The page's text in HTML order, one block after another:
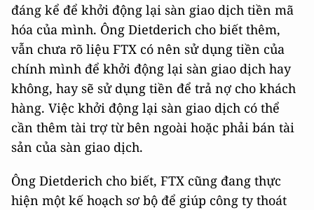
đáng kể để khởi động lại sàn giao dịch tiền mã
hóa của mình. Ông Dietderich cho biết thêm,
vẫn chưa rõ liệu FTX có nên sử dụng tiền của
chính mình để khởi động lại sàn giao dịch hay
không, hay sẽ sử dụng tiền để trả nợ cho khách
hàng. Việc khởi động lại sàn giao dịch có thể
cần thêm tài trợ từ bên ngoài hoặc phải bán tài
sản của sàn giao dịch.
Ông Dietderich cho biết, FTX cũng đang thực
hiện một kế hoạch sơ bộ để giúp công ty thoát